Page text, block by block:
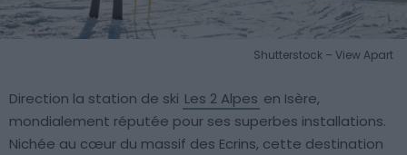
Shutterstock – View Apart
Direction la station de ski Les 2 Alpes en Isère,
mondialement réputée pour ses superbes installations.
Nichée au cœur du massif des Ecrins, cette destination